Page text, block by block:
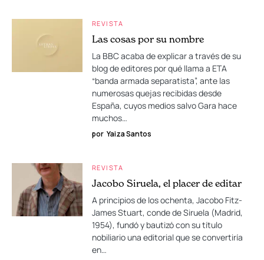
REVISTA
Las cosas por su nombre
La BBC acaba de explicar a través de su
blog de editores por qué llama a ETA
“banda armada separatista”, ante las
numerosas quejas recibidas desde
España, cuyos medios salvo Gara hace
muchos…
por Yaiza Santos
REVISTA
Jacobo Siruela, el placer de editar
A principios de los ochenta, Jacobo Fitz-
James Stuart, conde de Siruela (Madrid,
1954), fundó y bautizó con su título
nobiliario una editorial que se convertiría
en…